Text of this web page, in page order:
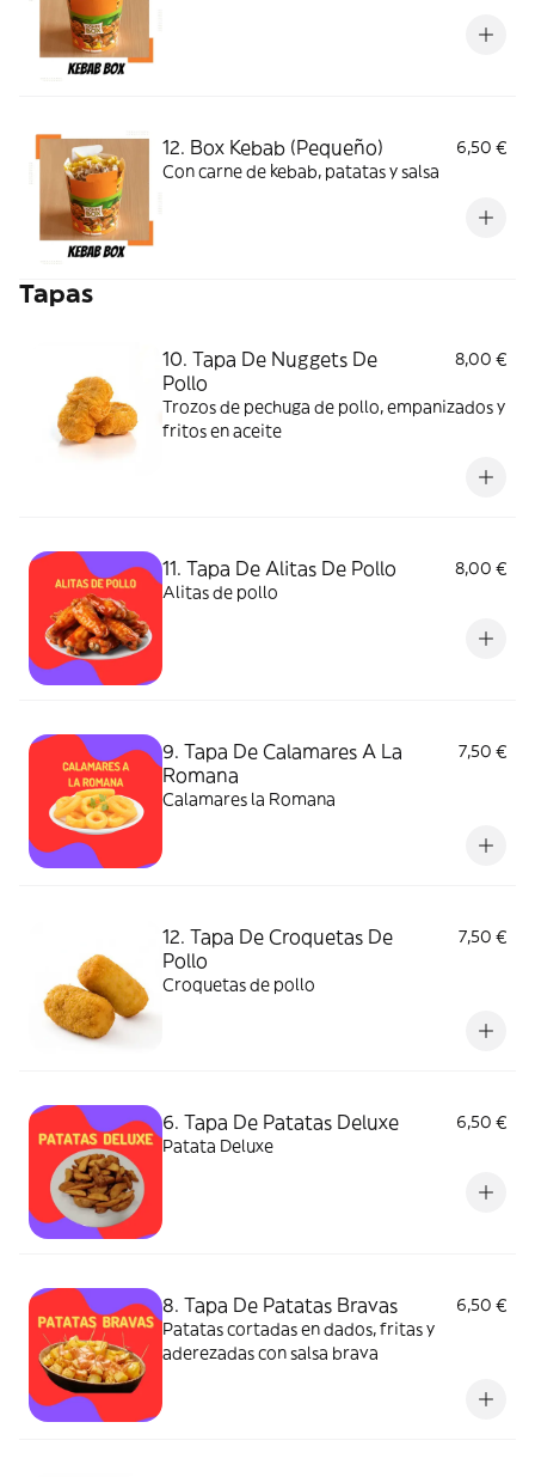
12. Box Kebab (Pequeño)
6,50 €
Con carne de kebab, patatas y salsa
Tapas
10. Tapa De Nuggets De
Pollo
8,00 €
Trozos de pechuga de pollo, empanizados y
fritos en aceite
11. Tapa De Alitas De Pollo
8,00 €
Alitas de pollo
9. Tapa De Calamares A La
Romana
7,50 €
Calamares la Romana
12. Tapa De Croquetas De
Pollo
7,50 €
Croquetas de pollo
6. Tapa De Patatas Deluxe
6,50 €
Patata Deluxe
8. Tapa De Patatas Bravas
6,50 €
Patatas cortadas en dados, fritas y
aderezadas con salsa brava